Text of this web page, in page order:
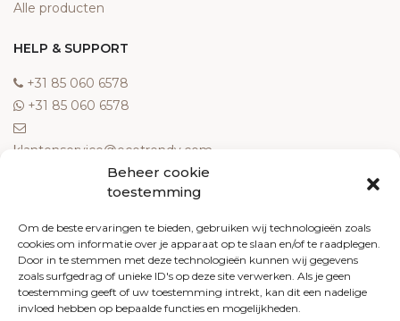
Beheer cookie
toestemming
Om de beste ervaringen te bieden, gebruiken wij technologieën zoals
cookies om informatie over je apparaat op te slaan en/of te raadplegen.
Door in te stemmen met deze technologieën kunnen wij gegevens
zoals surfgedrag of unieke ID's op deze site verwerken. Als je geen
toestemming geeft of uw toestemming intrekt, kan dit een nadelige
invloed hebben op bepaalde functies en mogelijkheden.
Alle producten
HELP & SUPPORT
‎+31 85 060 6578
‎+31 85 060 6578
klantenservice@ecotrendy.com
Meest gestelde vragen
Contact
Algemene voorwaarden
Retourneren
Klachten